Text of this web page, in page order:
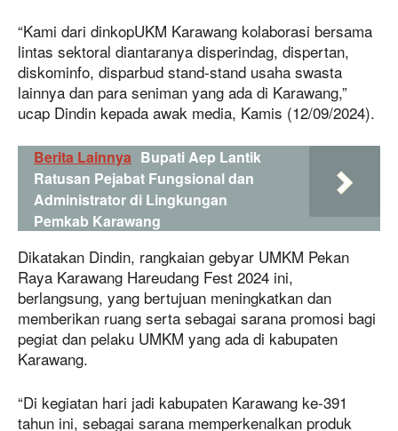
“Kami dari dinkopUKM Karawang kolaborasi bersama
lintas sektoral diantaranya disperindag, dispertan,
diskominfo, disparbud stand-stand usaha swasta
lainnya dan para seniman yang ada di Karawang,”
ucap Dindin kepada awak media, Kamis (12/09/2024).
Berita Lainnya Bupati Aep Lantik
Ratusan Pejabat Fungsional dan
Administrator di Lingkungan
Pemkab Karawang
Dikatakan Dindin, rangkaian gebyar UMKM Pekan
Raya Karawang Hareudang Fest 2024 ini,
berlangsung, yang bertujuan meningkatkan dan
memberikan ruang serta sebagai sarana promosi bagi
pegiat dan pelaku UMKM yang ada di kabupaten
Karawang.
“Di kegiatan hari jadi kabupaten Karawang ke-391
tahun ini, sebagai sarana memperkenalkan produk